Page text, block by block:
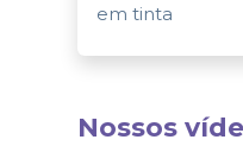
em tinta
Nossos